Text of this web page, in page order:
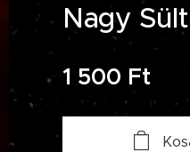
Nagy
1 500 Ft